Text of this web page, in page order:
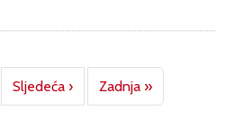
Sljedeća ›Next page
Zadnja »Last page